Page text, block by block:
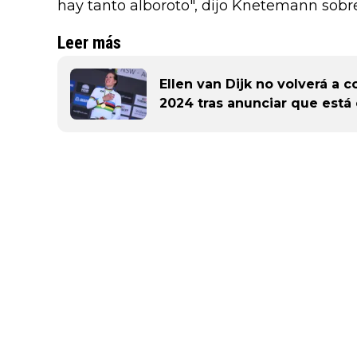
hay tanto alboroto", dijo Knetemann
Leer más
Ellen van Dijk no volverá a
2024 tras anunciar que está